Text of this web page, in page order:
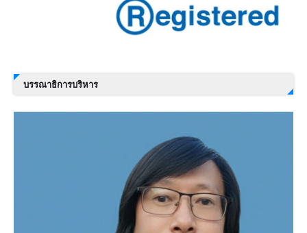
บรรณาธิการบริหาร